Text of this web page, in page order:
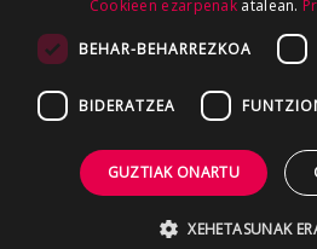
Cookieen ezarpenak atalean.
BEHAR-BEHARREZKOA
BIDERATZEA
GUZTIAK ONARTU
XEHETASUNAK